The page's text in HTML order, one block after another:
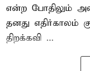
என்ற போதிலும்
தனது எதிர்காலம்
திறக்கவி ...